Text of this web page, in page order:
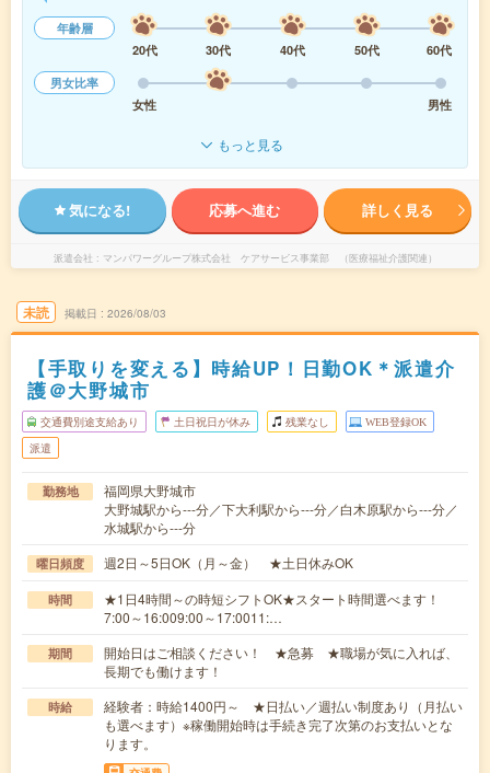
年齢層
20代
30代 40代 50代
60代
男女比率
女性
男性
もっと見る
気になる! 応募へ進む 詳しく見る
派遣会社 マンパワーグループ株式会社 ケアサービス事業部 （医療福祉介護関連）
未読 掲載日 2026/08/03
【手取りを変える】時給UP！日勤OK＊派遣介
護＠大野城市
交通費別途支給あり 土日祝日が休み 残業なし WEB登録OK
派遣
勤務地
福岡県大野城市
大野城駅から---分／下大利駅から---分／白木原駅から---分／
水城駅から---分
曜日頻度 週2日～5日OK（月～金） ★土日休みOK
時間
★1日4時間～の時短シフトOK★スタート時間選べます！
7:00～16:009:00～17:0011:…
期間
開始日はご相談ください！ ★急募 ★職場が気に入れば、
長期でも働けます！
時給
経験者：時給1400円～ ★日払い／週払い制度あり（月払い
も選べます）※稼働開始時は手続き完了次第のお支払いとな
ります。